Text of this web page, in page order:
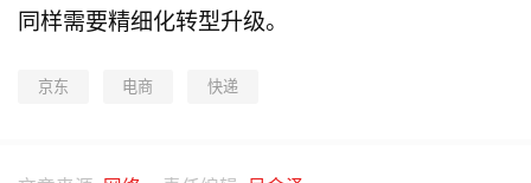
同样需要精细化转型升级。
京东 电商 快递